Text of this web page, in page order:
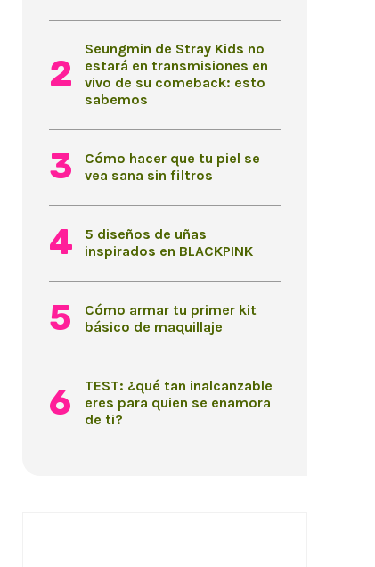
Seungmin de Stray Kids no
estará en transmisiones en
vivo de su comeback: esto
sabemos
Cómo hacer que tu piel se
vea sana sin filtros
5 diseños de uñas
inspirados en BLACKPINK
Cómo armar tu primer kit
básico de maquillaje
TEST: ¿qué tan inalcanzable
eres para quien se enamora
de ti?